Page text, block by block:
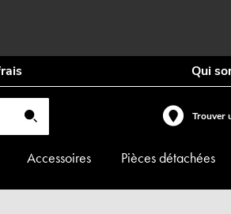
Qui
Trouver
Accessoires Pièces détachées